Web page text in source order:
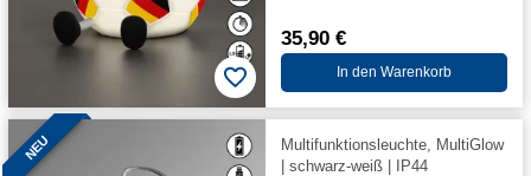
35,90 €
In den Warenkorb
NEU
Multifunktionsleuchte, MultiGlow
| schwarz-weiß | IP44